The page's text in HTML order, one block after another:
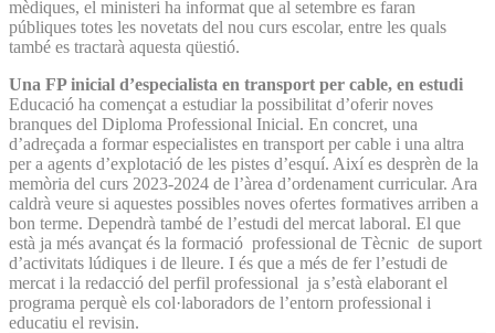
mèdiques, el ministeri ha informat que al setembre es faran
públiques totes les novetats del nou curs escolar, entre les quals
també es tractarà aquesta qüestió.
Una FP inicial d’especialista en transport per cable, en estudi
Educació ha començat a estudiar la possibilitat d’oferir noves
branques del Diploma Professional Inicial. En concret, una
d’adreçada a formar especialistes en transport per cable i una altra
per a agents d’explotació de les pistes d’esquí. Així es desprèn de la
memòria del curs 2023-2024 de l’àrea d’ordenament curricular. Ara
caldrà veure si aquestes possibles noves ofertes formatives arriben a
bon terme. Dependrà també de l’estudi del mercat laboral. El que
està ja més avançat és la formació professional de Tècnic de suport
d’activitats lúdiques i de lleure. I és que a més de fer l’estudi de
mercat i la redacció del perfil professional ja s’està elaborant el
programa perquè els col·laboradors de l’entorn professional i
educatiu el revisin.